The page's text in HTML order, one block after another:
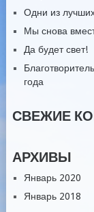
Одни из
Мы снова
Да будет свет!
года
СВЕЖИЕ
АРХИВЫ
Январь 2020
Январь 2018